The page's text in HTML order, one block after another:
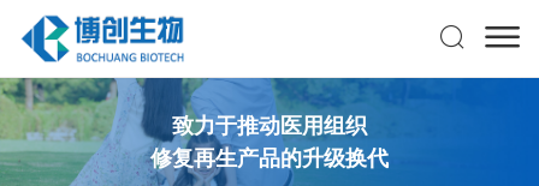
致力于推动医用组织
修复再生产品的升级换代